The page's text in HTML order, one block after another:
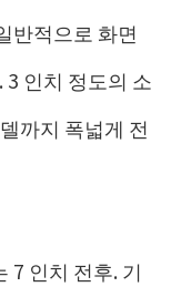
반적으로 화면
인치 정도의 소
까지 폭넓게 전
7 인치 전후. 기